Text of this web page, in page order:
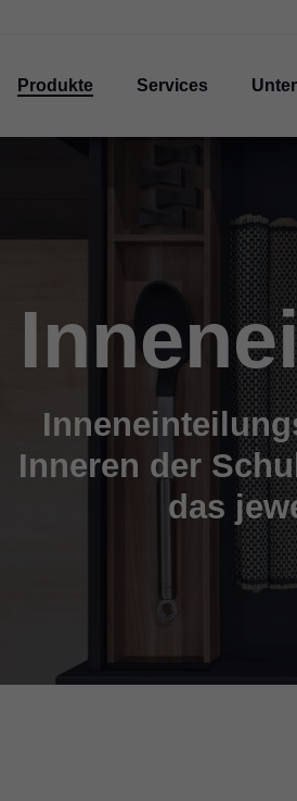
Produkte Services
Inneren der
das